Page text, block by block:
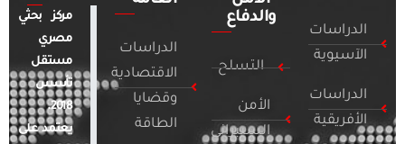
الدراسات
الآسيوية
الدراسات
الأفريقية
والدفاع
التسلح
الأمن
السيبراني
الدراسات
الاقتصادية
وقضايا
الطاقة
مركز بحثي
مصري
مستقل
تأسس
2018.
يعتمد على